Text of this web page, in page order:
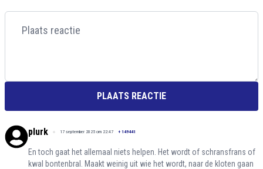
PLAATS REACTIE
plurk 17 september 2025 om 22:47 + 149441
En toch gaat het allemaal niets helpen. Het wordt of schransfrans of
kwal bontenbral. Maakt weinig uit wie het wordt, naar de kloten gaan